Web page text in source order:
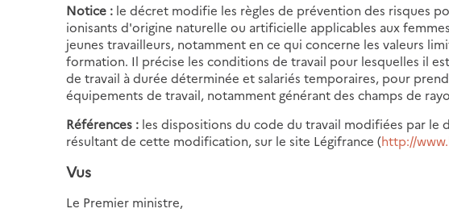
Notice : le décret modifie les règles de prévention des risques
ionisants d'origine naturelle ou artificielle applicables aux
jeunes travailleurs, notamment en ce qui concerne les valeurs
formation. Il précise les conditions de travail pour lesquelles il
de travail à durée déterminée et salariés temporaires, pour
équipements de travail, notamment générant des champs de
Références : les dispositions du code du travail modifiées par le
résultant de cette modification, sur le site Légifrance (http://
Vus
Le Premier ministre,